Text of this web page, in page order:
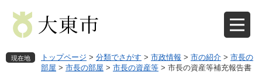
先
を 現在地 トップページ > 分類でさがす > 市政情報 > 市の紹介 > 市長の
部屋 > 市長の部屋 > 市長の資産等 > 市長の資産等補充報告書